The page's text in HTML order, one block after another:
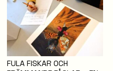
FULA FISKAR OCH